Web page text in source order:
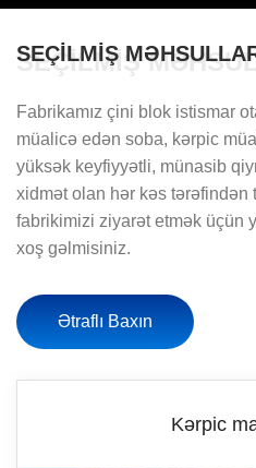
SEÇILMIŞ
SEÇILMIŞ
Fabrikamız çini blok istismar
müalicə edən soba, kərpic
yüksək keyfiyyətli, münasib
xidmət olan hər kəs tərəfindən
fabrikimizi ziyarət etmək üçün
xoş gəlmisiniz.
Ətraflı Baxın
Kərpic